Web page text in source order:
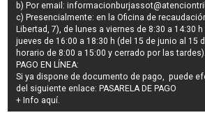
b) Por email:
c) Presencialmente: en la Oficina de
Libertad, 7), de lunes a viernes de 8:30 a 14:30
jueves de 16:00 a 18:30 h (del 15 de junio al 15
horario de 8:00 a 15:00 y cerrado por las tardes).
PAGO EN LÍNEA:
Si ya dispone de documento de pago, puede
del siguiente enlace: PASARELA DE PAGO
+ Info aquí.